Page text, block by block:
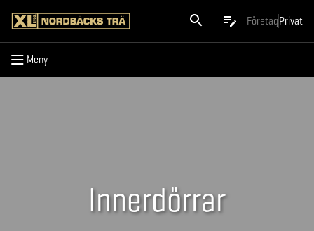
FöretagPrivat
Meny
Meny
Innerdörrar